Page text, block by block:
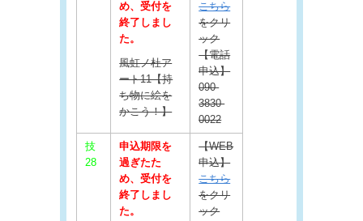
め、受付を
終了しまし
た。
風虹ノ杜ア
ート11【持
ち物に絵を
かこう！】
こちら
をクリ
ック
【電話
申込】
090-
3830-
0022
技
28
申込期限を
過ぎたた
め、受付を
終了しまし
た。
【WEB
申込】
こちら
をクリ
ック